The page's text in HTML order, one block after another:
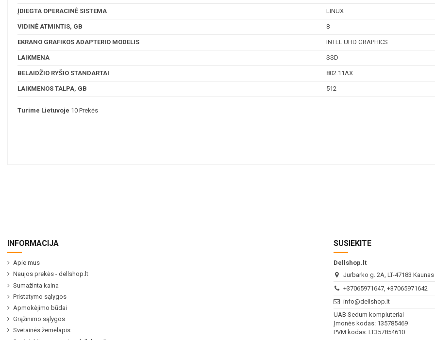
ĮDIEGTA OPERACINĖ SISTEMA LINUX
VIDINĖ ATMINTIS, GB 8
EKRANO GRAFIKOS ADAPTERIO MODELIS INTEL UHD GRAPHICS
LAIKMENA SSD
BELAIDŽIO RYŠIO STANDARTAI 802.11AX
LAIKMENOS TALPA, GB 512
Turime Lietuvoje 10 Prekės
INFORMACIJA
Apie mus
Naujos prekės - dellshop.lt
Sumažinta kaina
Pristatymo sąlygos
Apmokėjimo būdai
Grąžinimo sąlygos
Svetainės žemėlapis
SUSIEKITE
Dellshop.lt
Jurbarko g. 2A, LT-47183
+37065971647, +37065971642
info@dellshop.lt
UAB Sedum kompiuteriai
Įmonės kodas: 135785469
PVM kodas: LT357854610